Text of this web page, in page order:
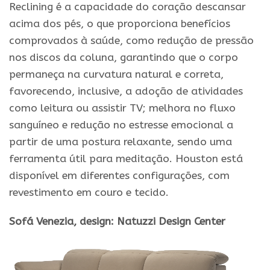
Reclining é a capacidade do coração descansar
acima dos pés, o que proporciona benefícios
comprovados à saúde, como redução de pressão
nos discos da coluna, garantindo que o corpo
permaneça na curvatura natural e correta,
favorecendo, inclusive, a adoção de atividades
como leitura ou assistir TV; melhora no fluxo
sanguíneo e redução no estresse emocional a
partir de uma postura relaxante, sendo uma
ferramenta útil para meditação. Houston está
disponível em diferentes configurações, com
revestimento em couro e tecido.
Sofá Venezia, design: Natuzzi Design Center